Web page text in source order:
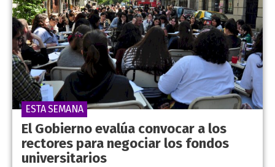
El Gobierno evalúa convocar a los
rectores para negociar los fondos
universitarios
ESTA SEMANA